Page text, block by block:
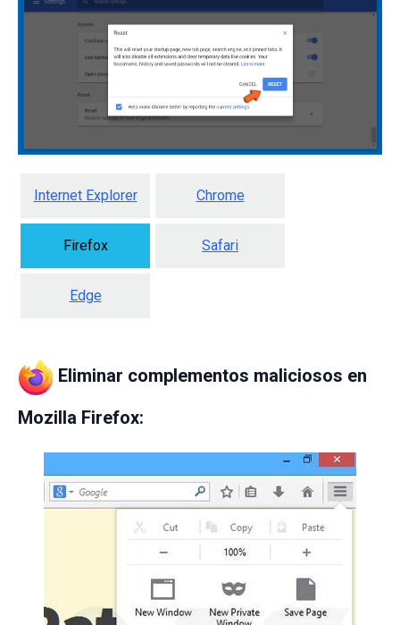
Internet Explorer Chrome
Firefox Safari
Edge
Eliminar complementos maliciosos en
Mozilla Firefox: